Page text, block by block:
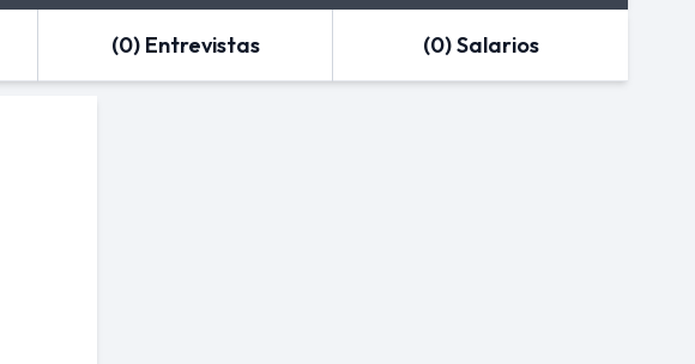
(0) Entrevistas (0) Salarios